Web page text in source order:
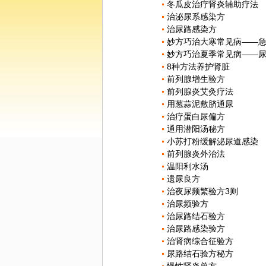
冬瓜皮治疗肾炎辅助疗法
治泌尿系感染方
治尿路感染方
妙方巧治大寒常见病——
妙方巧治夏季常见病——
8种方法养护肾脏
前列腺增生验方
前列腺炎艾灸疗法
用葱蒜泥敷脐通尿
治疗蛋白尿偏方
通用潜阳汤秘方
小苏打粉缓解泌尿道感染
前列腺炎外治法
温阳利水汤
遗尿良方
治夜尿频繁验方3则
治尿频验方
治尿路结石验方
治尿路感染验方
治肾病综合征验方
尿路结石验方秘方